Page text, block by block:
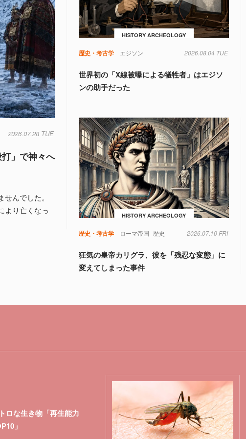
2026.07.28 TUE
」で神々へ
んでした。
より亡くなっ
HISTORY ARCHEOLOGY
歴史・考古学 エジソン 2026.08.04 TUE
世界初の「X線被曝による犠牲者」はエジソ
ンの助手だった
HISTORY ARCHEOLOGY
歴史・考古学 ローマ帝国 歴史 2026.07.10 FRI
狂気の皇帝カリグラ、彼を「残忍な変態」に
変えてしまった事件
ロな生き物「再生能力
」